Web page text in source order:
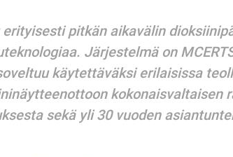
erityisesti pitkän aikavälin
Järjestelmä on
käytettäväksi erilaisissa
sekä yli 30 vuoden